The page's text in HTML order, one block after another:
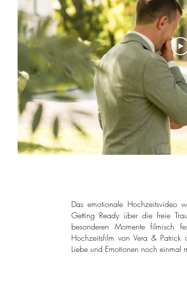
Das emotionale Hochzeitsvideo
Getting Ready über die freie
besonderen Momente filmisch
Hochzeitsfilm von Vera &
Liebe und Emotionen noch einmal